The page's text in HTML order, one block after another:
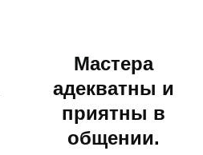
Мастера
адекватны и
приятны в
общении.